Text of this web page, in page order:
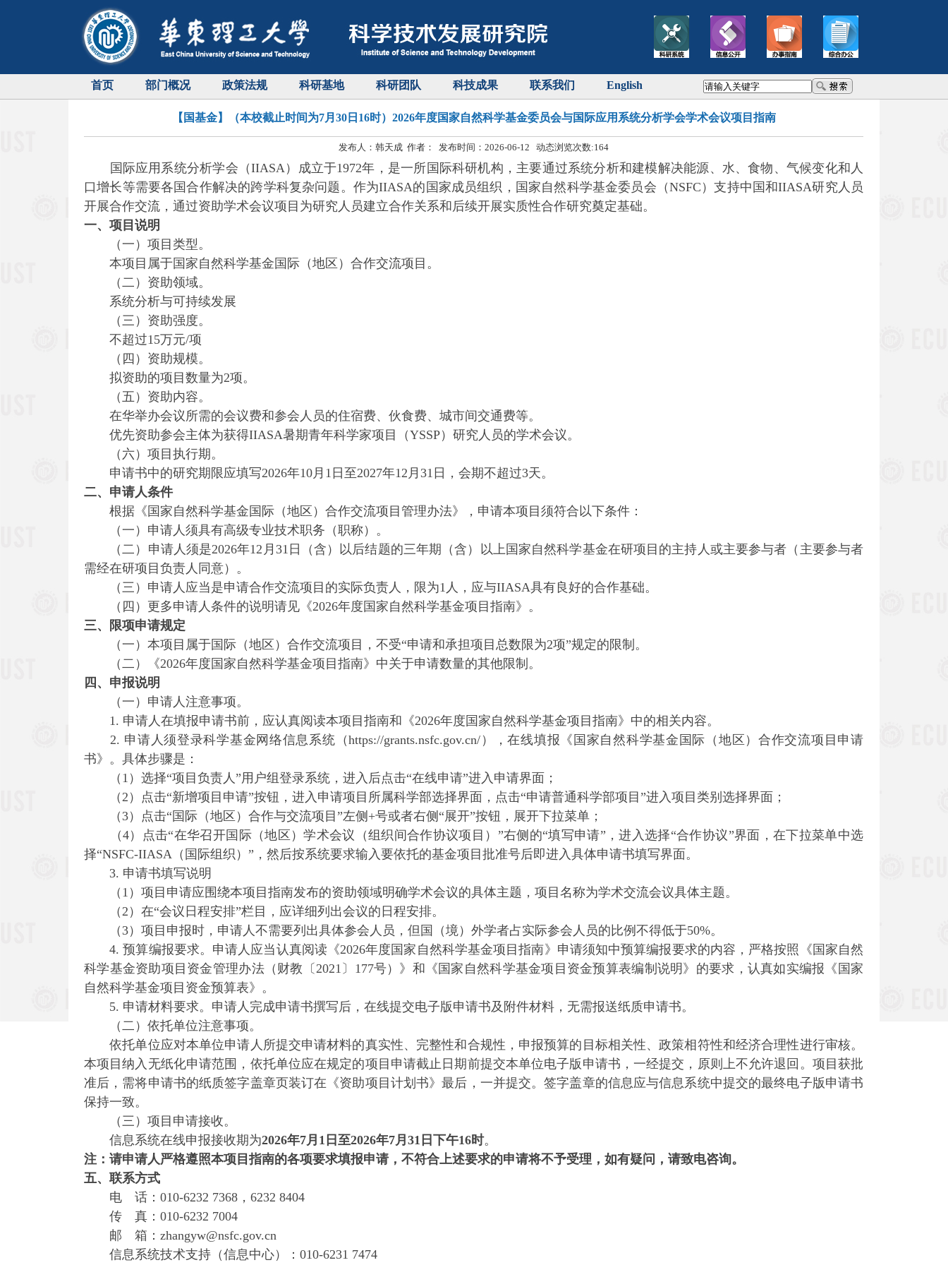
首页 部门概况 政策法规 科研基地 科研团队 科技成果 联系我们 English
【国基金】（本校截止时间为7月30日16时）2026年度国家自然科学基金委员会与国际应用系统分析学会学术会议项目指南
发布人：韩天成 作者： 发布时间：2026-06-12 动态浏览次数:164
国际应用系统分析学会（IIASA）成立于1972年，是一所国际科研机构，主要通过系统分析和建模解决能源、水、食物、气候变化和人
口增长等需要各国合作解决的跨学科复杂问题。作为IIASA的国家成员组织，国家自然科学基金委员会（NSFC）支持中国和IIASA研究人员
开展合作交流，通过资助学术会议项目为研究人员建立合作关系和后续开展实质性合作研究奠定基础。
一、项目说明
（一）项目类型。
本项目属于国家自然科学基金国际（地区）合作交流项目。
（二）资助领域。
系统分析与可持续发展
（三）资助强度。
不超过15万元/项
（四）资助规模。
拟资助的项目数量为2项。
（五）资助内容。
在华举办会议所需的会议费和参会人员的住宿费、伙食费、城市间交通费等。
优先资助参会主体为获得IIASA暑期青年科学家项目（YSSP）研究人员的学术会议。
（六）项目执行期。
申请书中的研究期限应填写2026年10月1日至2027年12月31日，会期不超过3天。
二、申请人条件
根据《国家自然科学基金国际（地区）合作交流项目管理办法》，申请本项目须符合以下条件：
（一）申请人须具有高级专业技术职务（职称）。
（二）申请人须是2026年12月31日（含）以后结题的三年期（含）以上国家自然科学基金在研项目的主持人或主要参与者（主要参与者
需经在研项目负责人同意）。
（三）申请人应当是申请合作交流项目的实际负责人，限为1人，应与IIASA具有良好的合作基础。
（四）更多申请人条件的说明请见《2026年度国家自然科学基金项目指南》。
三、限项申请规定
（一）本项目属于国际（地区）合作交流项目，不受“申请和承担项目总数限为2项”规定的限制。
（二）《2026年度国家自然科学基金项目指南》中关于申请数量的其他限制。
四、申报说明
（一）申请人注意事项。
1. 申请人在填报申请书前，应认真阅读本项目指南和《2026年度国家自然科学基金项目指南》中的相关内容。
2. 申请人须登录科学基金网络信息系统（https://grants.nsfc.gov.cn/），在线填报《国家自然科学基金国际（地区）合作交流项目申请
书》。具体步骤是：
（1）选择“项目负责人”用户组登录系统，进入后点击“在线申请”进入申请界面；
（2）点击“新增项目申请”按钮，进入申请项目所属科学部选择界面，点击“申请普通科学部项目”进入项目类别选择界面；
（3）点击“国际（地区）合作与交流项目”左侧+号或者右侧“展开”按钮，展开下拉菜单；
（4）点击“在华召开国际（地区）学术会议（组织间合作协议项目）”右侧的“填写申请”，进入选择“合作协议”界面，在下拉菜单中选
择“NSFC-IIASA（国际组织）”，然后按系统要求输入要依托的基金项目批准号后即进入具体申请书填写界面。
3. 申请书填写说明
（1）项目申请应围绕本项目指南发布的资助领域明确学术会议的具体主题，项目名称为学术交流会议具体主题。
（2）在“会议日程安排”栏目，应详细列出会议的日程安排。
（3）项目申报时，申请人不需要列出具体参会人员，但国（境）外学者占实际参会人员的比例不得低于50%。
4. 预算编报要求。申请人应当认真阅读《2026年度国家自然科学基金项目指南》申请须知中预算编报要求的内容，严格按照《国家自然
科学基金资助项目资金管理办法（财教〔2021〕177号）》和《国家自然科学基金项目资金预算表编制说明》的要求，认真如实编报《国家
自然科学基金项目资金预算表》。
5. 申请材料要求。申请人完成申请书撰写后，在线提交电子版申请书及附件材料，无需报送纸质申请书。
（二）依托单位注意事项。
依托单位应对本单位申请人所提交申请材料的真实性、完整性和合规性，申报预算的目标相关性、政策相符性和经济合理性进行审核。
本项目纳入无纸化申请范围，依托单位应在规定的项目申请截止日期前提交本单位电子版申请书，一经提交，原则上不允许退回。项目获批
准后，需将申请书的纸质签字盖章页装订在《资助项目计划书》最后，一并提交。签字盖章的信息应与信息系统中提交的最终电子版申请书
保持一致。
（三）项目申请接收。
信息系统在线申报接收期为2026年7月1日至2026年7月31日下午16时。
注：请申请人严格遵照本项目指南的各项要求填报申请，不符合上述要求的申请将不予受理，如有疑问，请致电咨询。
五、联系方式
电 话：010-6232 7368，6232 8404
传 真：010-6232 7004
邮 箱：zhangyw@nsfc.gov.cn
信息系统技术支持（信息中心）：010-6231 7474